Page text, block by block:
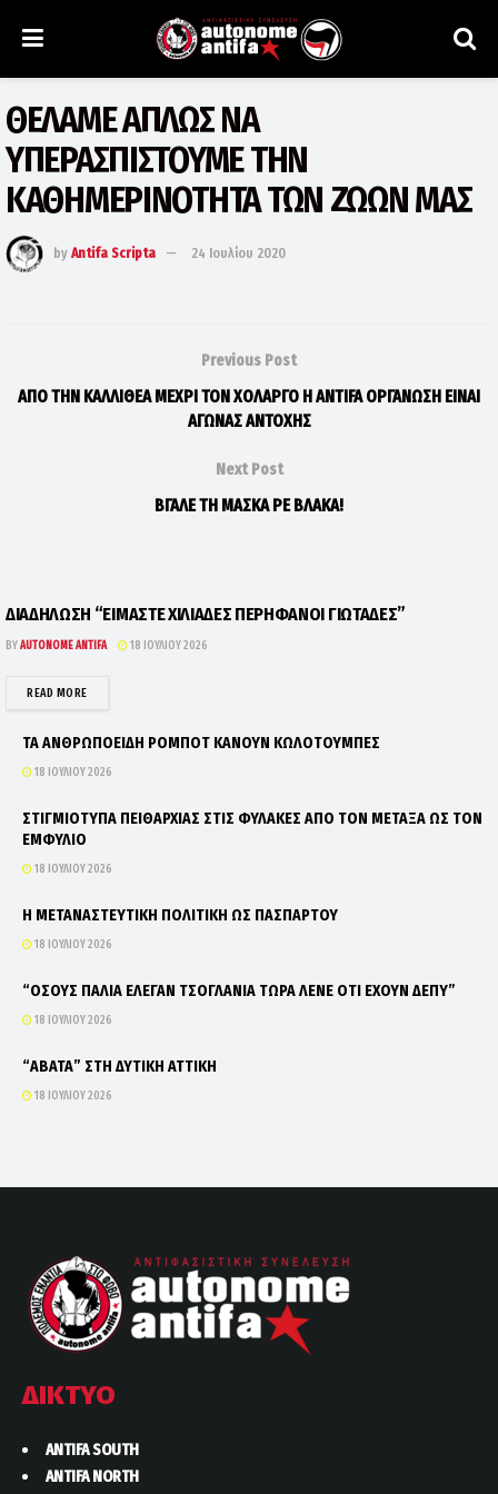
ΘΕΛΑΜΕ ΑΠΛΩΣ ΝΑ
ΥΠΕΡΑΣΠΙΣΤΟΥΜΕ ΤΗΝ
ΚΑΘΗΜΕΡΙΝΟΤΗΤΑ ΤΩΝ ΖΩΩΝ ΜΑΣ
by Antifa Scripta 24 Ιουλίου 2020
Previous Post
ΑΠΟ ΤΗΝ ΚΑΛΛΙΘΕΑ ΜΕΧΡΙ ΤΟΝ ΧΟΛΑΡΓΟ Η ANTIFA ΟΡΓΑΝΩΣΗ ΕΙΝΑΙ
ΑΓΩΝΑΣ ΑΝΤΟΧΗΣ
Next Post
ΒΓΑΛΕ ΤΗ ΜΑΣΚΑ ΡΕ ΒΛΑΚΑ!
ΔΙΑΔΗΛΩΣΗ “ΕΙΜΑΣΤΕ ΧΙΛΙΑΔΕΣ ΠΕΡΗΦΑΝΟΙ ΓΙΩΤΑΔΕΣ”
BYAUTONOME ANTIFA 18 ΙΟΥΛΊΟΥ 2026
READ MOREDETAILS
ΤΑ ΑΝΘΡΩΠΟΕΙΔΗ ΡΟΜΠΟΤ ΚΑΝΟΥΝ ΚΩΛΟΤΟΥΜΠΕΣ
18 ΙΟΥΛΊΟΥ 2026
ΣΤΙΓΜΙΟΤΥΠΑ ΠΕΙΘΑΡΧΙΑΣ ΣΤΙΣ ΦΥΛΑΚΕΣ ΑΠΟ ΤΟΝ ΜΕΤΑΞΑ ΩΣ ΤΟΝ
ΕΜΦΥΛΙΟ
18 ΙΟΥΛΊΟΥ 2026
Η ΜΕΤΑΝΑΣΤΕΥΤΙΚΗ ΠΟΛΙΤΙΚΗ ΩΣ ΠΑΣΠΑΡΤΟΥ
18 ΙΟΥΛΊΟΥ 2026
“ΟΣΟΥΣ ΠΑΛΙΑ ΕΛΕΓΑΝ ΤΣΟΓΛΑΝΙΑ ΤΩΡΑ ΛΕΝΕ ΟΤΙ ΕΧΟΥΝ ΔΕΠΥ”
18 ΙΟΥΛΊΟΥ 2026
“ΑΒΑΤΑ” ΣΤΗ ΔΥΤΙΚΗ ΑΤΤΙΚΗ
18 ΙΟΥΛΊΟΥ 2026
ΔΙΚΤΥΟ
ANTIFA SOUTH
ANTIFA NORTH